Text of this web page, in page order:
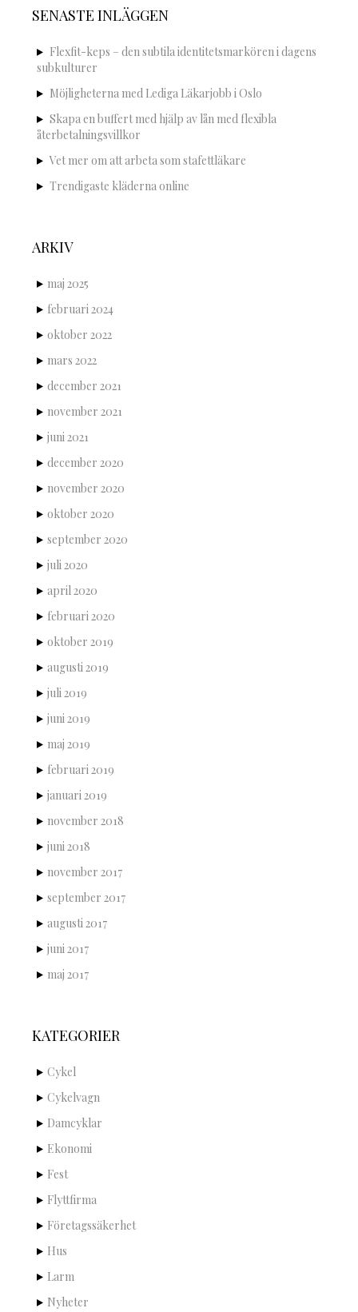
SENASTE INLÄGGEN
Flexfit-keps – den subtila identitetsmarkören i dagens
subkulturer
Möjligheterna med Lediga Läkarjobb i Oslo
Skapa en buffert med hjälp av lån med flexibla
återbetalningsvillkor
Vet mer om att arbeta som stafettläkare
Trendigaste kläderna online
ARKIV
maj 2025
februari 2024
oktober 2022
mars 2022
december 2021
november 2021
juni 2021
december 2020
november 2020
oktober 2020
september 2020
juli 2020
april 2020
februari 2020
oktober 2019
augusti 2019
juli 2019
juni 2019
maj 2019
februari 2019
januari 2019
november 2018
juni 2018
november 2017
september 2017
augusti 2017
juni 2017
maj 2017
KATEGORIER
Cykel
Cykelvagn
Damcyklar
Ekonomi
Fest
Flyttfirma
Företagssäkerhet
Hus
Larm
Nyheter